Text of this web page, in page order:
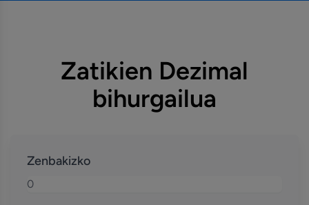
Zatikien Dezimal
bihurgailua
Zenbakizko